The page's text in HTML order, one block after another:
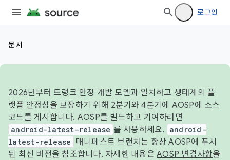
로그인
문서
2026년부터 트렁크 안정 개발 모델과 일치하고 생태계의 플
랫폼 안정성을 보장하기 위해 2분기와 4분기에 AOSP에 소스
코드를 게시합니다. AOSP를 빌드하고 기여하려면
android-latest-release 를 사용하세요.
android-
latest-release
매니페스트 브랜치는 항상 AOSP에 푸시
된 최신 버전을 참조합니다. 자세한 내용은 AOSP 변경사항을